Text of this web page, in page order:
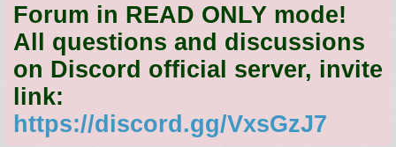
ks s
Forum in READ ONLY mode!
All questions and discussions
on Discord official server, invite
link:
https://discord.gg/VxsGzJ7